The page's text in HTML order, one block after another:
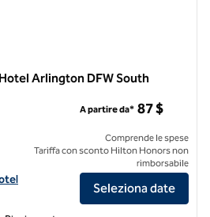
Arlington DFW South
DoubleTree by Hilton Hotel Arlington
A partire da* 87 $
Comprende le spese
Tariffa con sconto Hilton Honors non
rimborsabile
Seleziona date